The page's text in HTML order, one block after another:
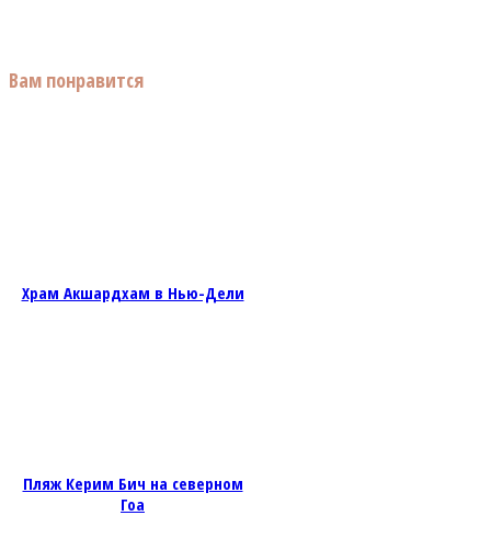
Вам понравится
Храм Акшардхам в Нью-Дели
Пляж Керим Бич на северном
Гоа